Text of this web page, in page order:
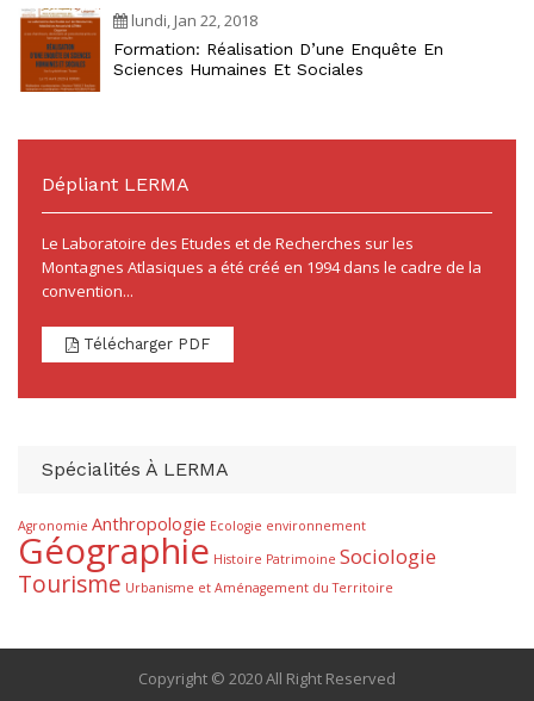
lundi, Jan 22, 2018
Formation: Réalisation D’une Enquête En
Sciences Humaines Et Sociales
Dépliant LERMA
Le Laboratoire des Etudes et de Recherches sur les
Montagnes Atlasiques a été créé en 1994 dans le cadre de la
convention...
Télécharger PDF
Spécialités À LERMA
Agronomie Anthropologie Ecologie environnement
Géographie Histoire Patrimoine Sociologie
Tourisme Urbanisme et Aménagement du Territoire
Copyright © 2020 All Right Reserved